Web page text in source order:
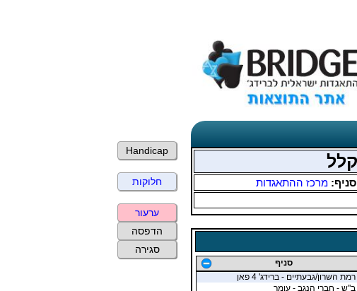
סניף:מרכז ההתאגדות
סניף
רמת השרון/גבעתיים - ברידג' 4 פאן
ב"ש - חברי הנגב - עומר
Handicap
חלוקות
ערעור
הדפסה
סגירה